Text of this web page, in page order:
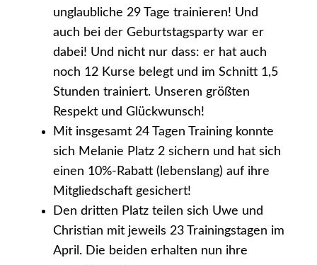
unglaubliche 29 Tage trainieren! Und
auch bei der Geburtstagsparty war er
dabei! Und nicht nur dass: er hat auch
noch 12 Kurse belegt und im Schnitt 1,5
Stunden trainiert. Unseren größten
Respekt und Glückwunsch!
Mit insgesamt 24 Tagen Training konnte
sich Melanie Platz 2 sichern und hat sich
einen 10%-Rabatt (lebenslang) auf ihre
Mitgliedschaft gesichert!
Den dritten Platz teilen sich Uwe und
Christian mit jeweils 23 Trainingstagen im
April. Die beiden erhalten nun ihre